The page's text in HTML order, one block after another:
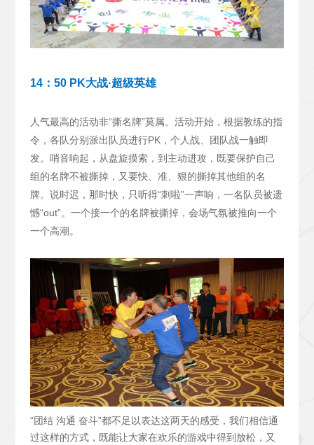
14：50 PK大战·超级英雄
人气最高的活动非“撕名牌”莫属。活动开始，根据教练的指
令，各队分别派出队员进行PK，个人战、团队战一触即
发。哨音响起，从盘旋摸索，到主动进攻，既要保护自己
组的名牌不被撕掉，又要快、准、狠的撕掉其他组的名
牌。说时迟，那时快，只听得“刺啦”一声响，一名队员被遗
憾“out”。一个接一个的名牌被撕掉，会场气氛被推向一个
一个高潮。
“团结 沟通 奋斗”都不足以表达这两天的感受，我们相信通
过这样的方式，既能让大家在欢乐的游戏中得到放松，又